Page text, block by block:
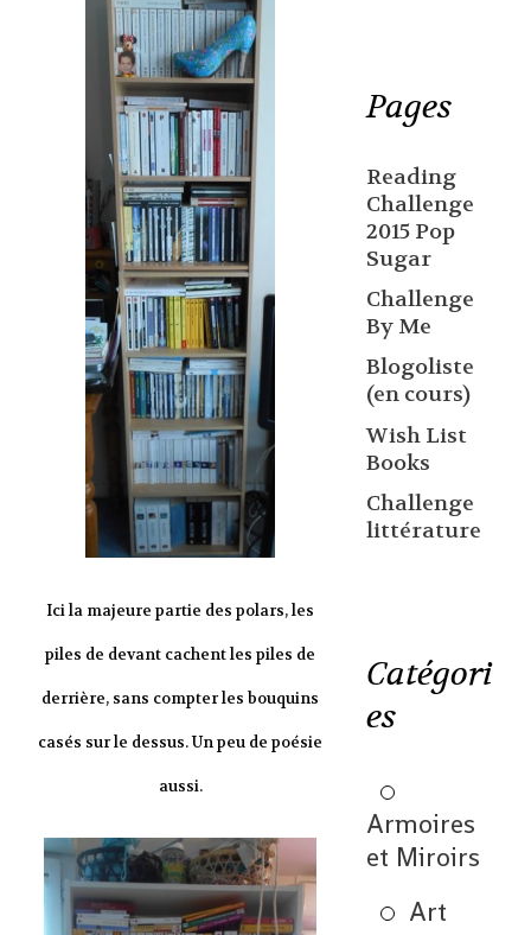
Ici la majeure partie des polars, les
piles de devant cachent les piles de
derrière, sans compter les bouquins
casés sur le dessus. Un peu de poésie
aussi.
Pages
Reading
Challenge
2015 Pop
Sugar
Challenge
By Me
Blogoliste
(en cours)
Wish List
Books
Challenge
littérature
Catégori
es
Armoires
et Miroirs
Art